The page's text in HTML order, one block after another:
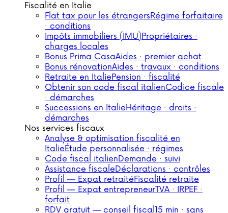
Fiscalité en Italie
Flat tax pour les étrangersRégime forfaitaire
· conditions
Impôts immobiliers (IMU)Propriétaires ·
charges locales
Bonus Prima CasaAides · premier achat
Bonus rénovationAides · travaux · conditions
Retraite en ItaliePension · fiscalité
Obtenir son code fiscal italienCodice fiscale
· démarches
Successions en ItalieHéritage · droits ·
démarches
Nos services fiscaux
Analyse & optimisation fiscalité en
ItalieÉtude personnalisée · régimes
Code fiscal italienDemande · suivi
Assistance fiscaleDéclarations · contrôles
Profil — Expat retraitéFiscalité retraite
Profil — Expat entrepreneurTVA · IRPEF ·
forfait
RDV gratuit — conseil fiscal15 min · sans